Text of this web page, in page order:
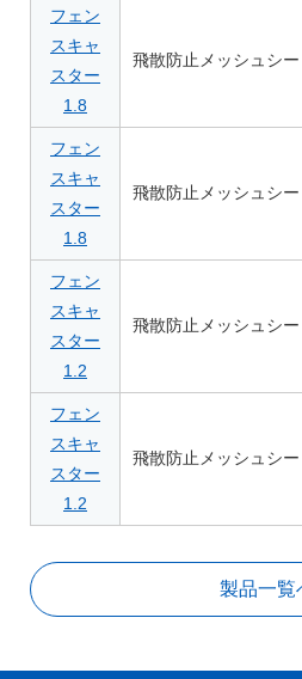
フェン
スキャ
スター
1.8
飛散防止メッシュシ
フェン
スキャ
スター
1.8
飛散防止メッシュシ
フェン
スキャ
スター
1.2
飛散防止メッシュシ
フェン
スキャ
スター
1.2
飛散防止メッシュシ
製品一覧